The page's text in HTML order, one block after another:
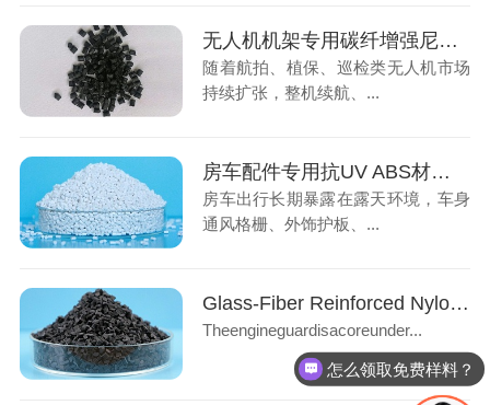
无人机机架专用碳纤增强尼龙，低空经济轻量化材料
随着航拍、植保、巡检类无人机市场
持续扩张，整机续航、...
房车配件专用抗UV ABS材料，解决户外老化褪色难题
房车出行长期暴露在露天环境，车身
通风格栅、外饰护板、...
Glass-Fiber Reinforced Nylon: Ideal Material for Automotive Engine Underbody Guards
Theengineguardisacoreunder...
怎么领取免费样料？
可以介绍下你们的产品么